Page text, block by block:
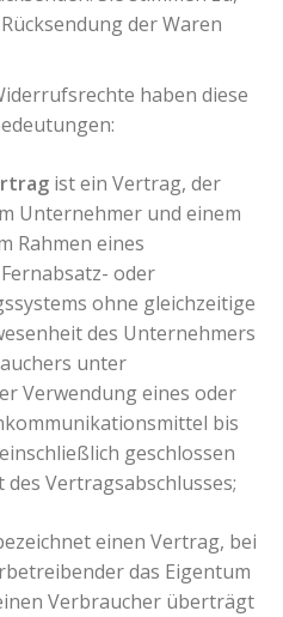
der Waren
haben diese
ist ein Vertrag, der
Unternehmer und einem
Rahmen eines
oder
ohne gleichzeitige
des Unternehmers
unter
Verwendung eines oder
bis
geschlossen
Vertragsabschlusses;
einen Vertrag, bei
das Eigentum
Verbraucher überträgt